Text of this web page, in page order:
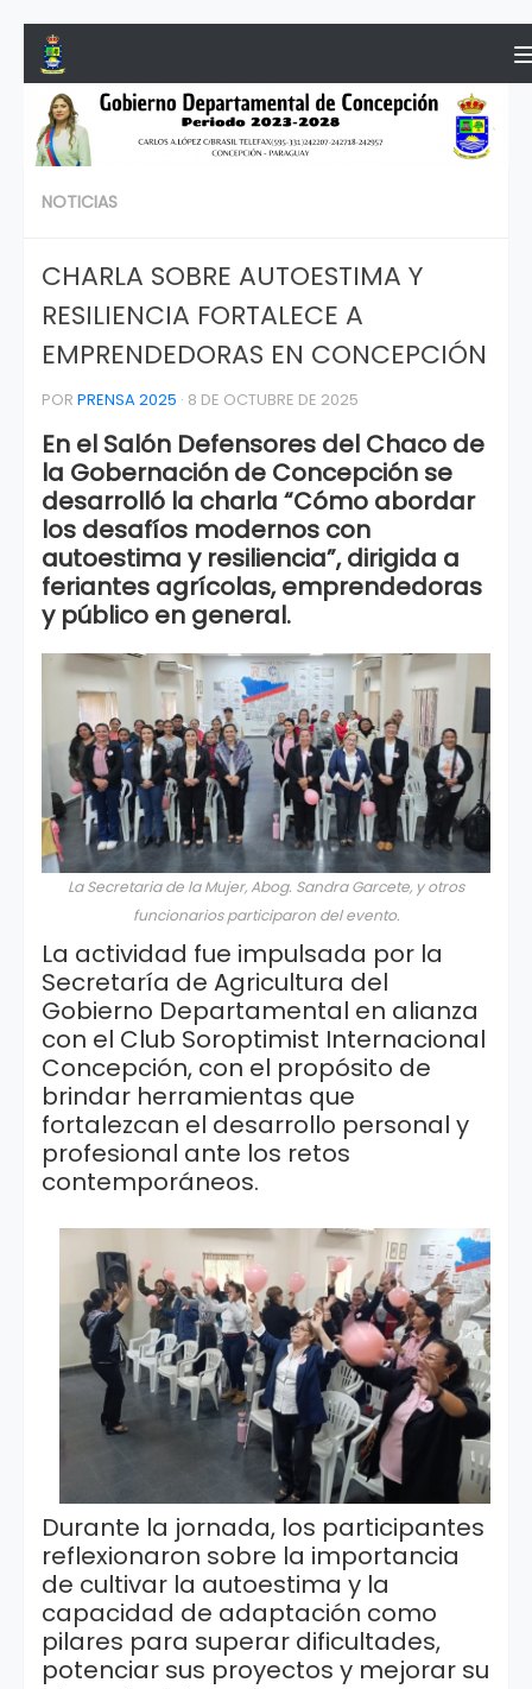
Saltar al contenido
NOTICIAS
CHARLA SOBRE AUTOESTIMA Y
RESILIENCIA FORTALECE A
EMPRENDEDORAS EN CONCEPCIÓN
POR PRENSA 2025 · 8 DE OCTUBRE DE 2025
En el Salón Defensores del Chaco de
la Gobernación de Concepción se
desarrolló la charla “Cómo abordar
los desafíos modernos con
autoestima y resiliencia”, dirigida a
feriantes agrícolas, emprendedoras
y público en general.
La Secretaria de la Mujer, Abog. Sandra Garcete, y otros
funcionarios participaron del evento.
La actividad fue impulsada por la
Secretaría de Agricultura del
Gobierno Departamental en alianza
con el Club Soroptimist Internacional
Concepción, con el propósito de
brindar herramientas que
fortalezcan el desarrollo personal y
profesional ante los retos
contemporáneos.
Durante la jornada, los participantes
reflexionaron sobre la importancia
de cultivar la autoestima y la
capacidad de adaptación como
pilares para superar dificultades,
potenciar sus proyectos y mejorar su